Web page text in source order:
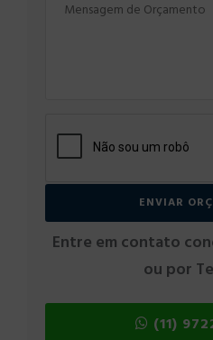
Entre em contato
ou por
(11)